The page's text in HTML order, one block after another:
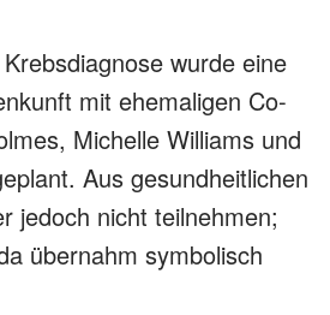
wurde eine
mit ehemaligen Co-
Michelle Williams und
Aus gesundheitlichen
jedoch nicht teilnehmen;
übernahm symbolisch